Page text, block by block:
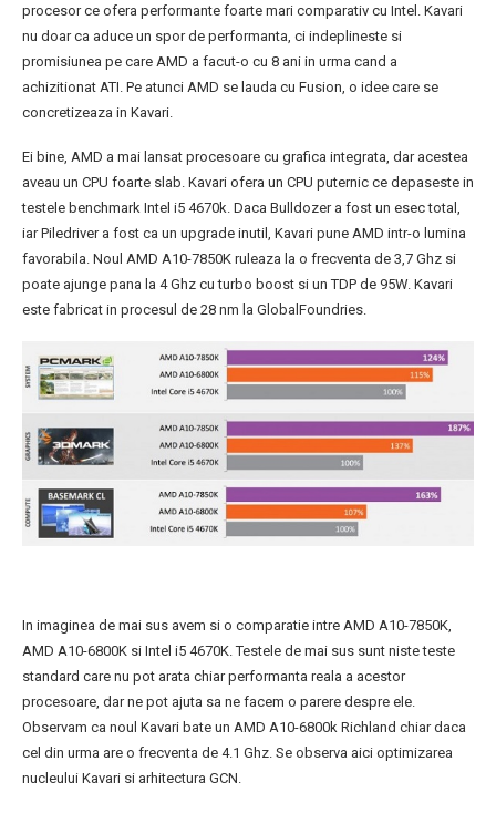
procesor ce ofera performante foarte mari comparativ cu Intel. Kavari
nu doar ca aduce un spor de performanta, ci indeplineste si
promisiunea pe care AMD a facut-o cu 8 ani in urma cand a
achizitionat ATI. Pe atunci AMD se lauda cu Fusion, o idee care se
concretizeaza in Kavari.
Ei bine, AMD a mai lansat procesoare cu grafica integrata, dar acestea
aveau un CPU foarte slab. Kavari ofera un CPU puternic ce depaseste in
testele benchmark Intel i5 4670k. Daca Bulldozer a fost un esec total,
iar Piledriver a fost ca un upgrade inutil, Kavari pune AMD intr-o lumina
favorabila. Noul AMD A10-7850K ruleaza la o frecventa de 3,7 Ghz si
poate ajunge pana la 4 Ghz cu turbo boost si un TDP de 95W. Kavari
este fabricat in procesul de 28 nm la GlobalFoundries.
In imaginea de mai sus avem si o comparatie intre AMD A10-7850K,
AMD A10-6800K si Intel i5 4670K. Testele de mai sus sunt niste teste
standard care nu pot arata chiar performanta reala a acestor
procesoare, dar ne pot ajuta sa ne facem o parere despre ele.
Observam ca noul Kavari bate un AMD A10-6800k Richland chiar daca
cel din urma are o frecventa de 4.1 Ghz. Se observa aici optimizarea
nucleului Kavari si arhitectura GCN.